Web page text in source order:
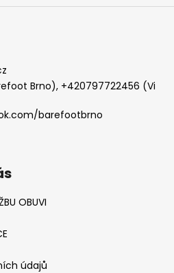
Brno), +420797722456 (Vi
barefootbrno
OBUVI
údajů